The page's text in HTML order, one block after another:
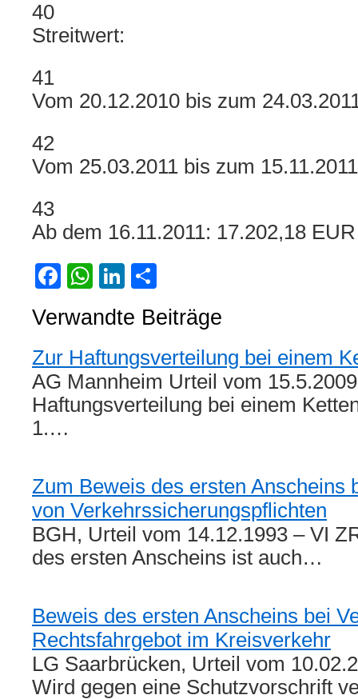
40
Streitwert:
41
Vom 20.12.2010 bis zum
42
Vom 25.03.2011 bis zum
43
Ab dem 16.11.2011: 17.202,18 EUR
Facebook
WhatsApp
LinkedIn
Verwandte Beiträge
Zur Haftungsverteilung bei einem
AG Mannheim Urteil vom
Haftungsverteilung bei einem
1.…
Zum Beweis des ersten Anscheins
von Verkehrssicherungspflichten
BGH, Urteil vom 14.12.1993 – VI
des ersten Anscheins ist auch…
Beweis des ersten Anscheins bei
Rechtsfahrgebot im Kreisverkehr
LG Saarbrücken, Urteil vom
Wird gegen eine Schutzvorschrift